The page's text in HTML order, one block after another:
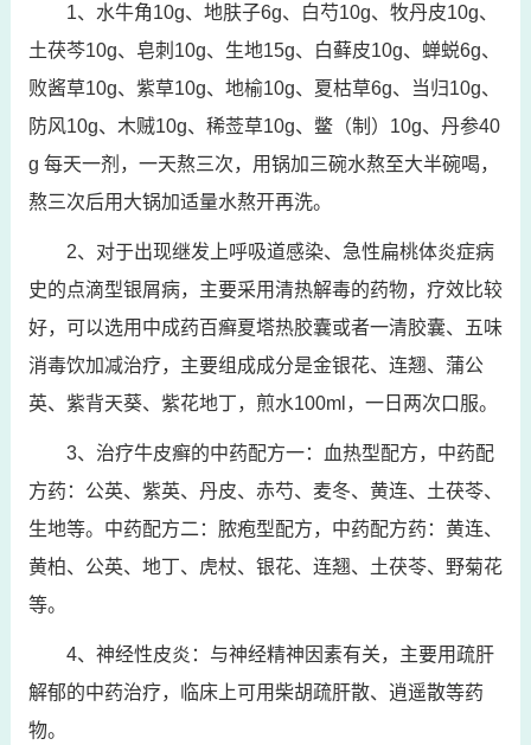
1、水牛角10g、地肤子6g、白芍10g、牧丹皮10g、
土茯芩10g、皂刺10g、生地15g、白藓皮10g、蝉蜕6g、
败酱草10g、紫草10g、地榆10g、夏枯草6g、当归10g、
防风10g、木贼10g、稀莶草10g、鳖（制）10g、丹参40
g 每天一剂，一天熬三次，用锅加三碗水熬至大半碗喝，
熬三次后用大锅加适量水熬开再洗。
2、对于出现继发上呼吸道感染、急性扁桃体炎症病
史的点滴型银屑病，主要采用清热解毒的药物，疗效比较
好，可以选用中成药百癣夏塔热胶囊或者一清胶囊、五味
消毒饮加减治疗，主要组成成分是金银花、连翘、蒲公
英、紫背天葵、紫花地丁，煎水100ml，一日两次口服。
3、治疗牛皮癣的中药配方一：血热型配方，中药配
方药：公英、紫英、丹皮、赤芍、麦冬、黄连、土茯苓、
生地等。中药配方二：脓疱型配方，中药配方药：黄连、
黄柏、公英、地丁、虎杖、银花、连翘、土茯苓、野菊花
等。
4、神经性皮炎：与神经精神因素有关，主要用疏肝
解郁的中药治疗，临床上可用柴胡疏肝散、逍遥散等药
物。